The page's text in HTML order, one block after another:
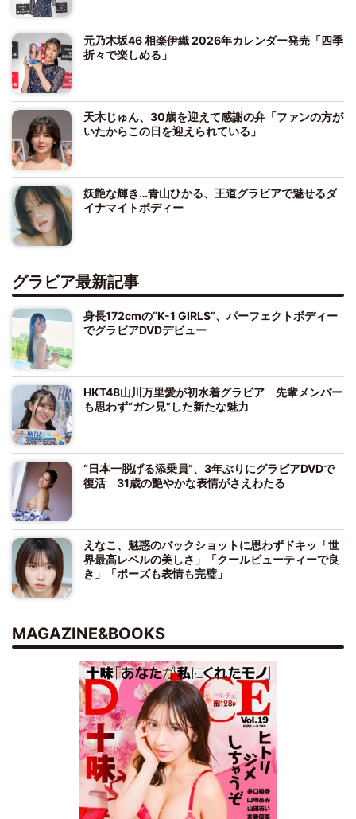
元乃木坂46 相楽伊織 2026年カレンダー発売「四季
折々で楽しめる」
天木じゅん、30歳を迎えて感謝の弁「ファンの方が
いたからこの日を迎えられている」
妖艶な輝き…青山ひかる、王道グラビアで魅せるダ
イナマイトボディー
グラビア最新記事
身長172cmの“K-1 GIRLS”、パーフェクトボディー
でグラビアDVDデビュー
HKT48山川万里愛が初水着グラビア 先輩メンバー
も思わず“ガン見”した新たな魅力
“日本一脱げる添乗員”、3年ぶりにグラビアDVDで
復活 31歳の艶やかな表情がさえわたる
えなこ、魅惑のバックショットに思わずドキッ「世
界最高レベルの美しさ」「クールビューティーで良
き」「ポーズも表情も完璧」
MAGAZINE&BOOKS